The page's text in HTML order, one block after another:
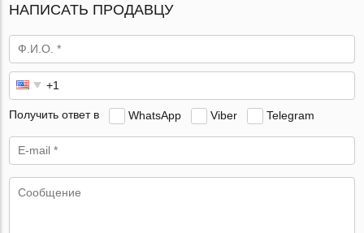
НАПИСАТЬ ПРОДАВЦУ
Получить ответ в WhatsApp Viber Telegram